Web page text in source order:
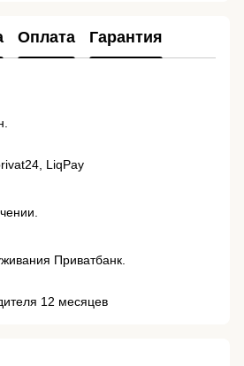
Оплата Гарантия
LiqPay
Приватбанк.
12 месяцев